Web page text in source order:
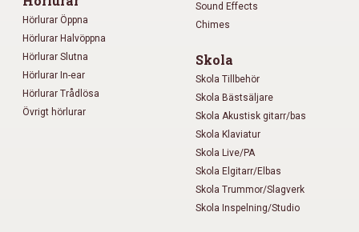
Hörlurar Öppna
Hörlurar Halvöppna
Hörlurar Slutna
Hörlurar In-ear
Hörlurar Trådlösa
Övrigt hörlurar
Sound Effects
Chimes
Skola
Skola Tillbehör
Skola Bästsäljare
Skola Akustisk gitarr/bas
Skola Klaviatur
Skola Live/PA
Skola Elgitarr/Elbas
Skola Trummor/Slagverk
Skola Inspelning/Studio